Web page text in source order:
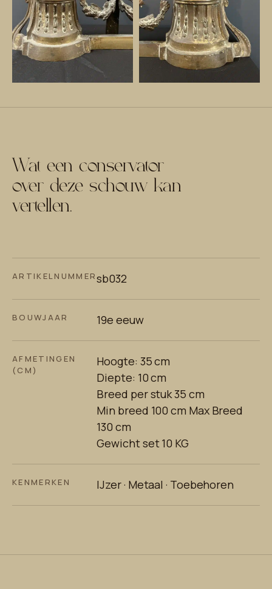
Wat een conservator
over deze schouw kan
vertellen.
ARTIKELNUMMERsb032
BOUWJAAR 19e eeuw
AFMETINGEN
(CM)
Hoogte: 35 cm
Diepte: 10 cm
Breed per stuk 35 cm
Min breed 100 cm Max Breed
130 cm
Gewicht set 10 KG
KENMERKEN IJzer · Metaal · Toebehoren